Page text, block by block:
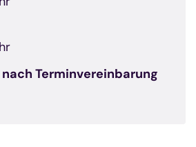
Terminvereinbarung